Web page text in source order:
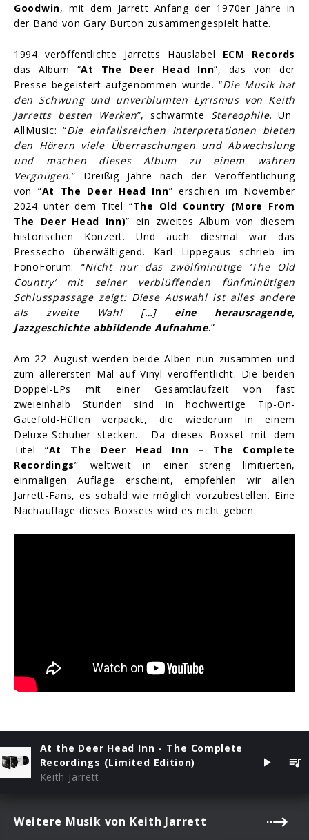
Goodwin, mit dem Jarrett Anfang der 1970er Jahre in
der Band von Gary Burton zusammengespielt hatte.
1994 veröffentlichte Jarretts Hauslabel ECM Records
das Album “At The Deer Head Inn”, das von der
Presse begeistert aufgenommen wurde. “Die Musik hat
den Schwung und unverblümten Lyrismus von Keith
Jarretts besten Werken”, schwärmte Stereophile. Un
AllMusic: “Die einfallsreichen Interpretationen bieten
den Hörern viele Überraschungen und Abwechslung
und machen dieses Album zu einem wahren
Vergnügen.” Dreißig Jahre nach der Veröffentlichung
von “At The Deer Head Inn” erschien im November
2024 unter dem Titel “The Old Country (More From
The Deer Head Inn)” ein zweites Album von diesem
historischen Konzert. Und auch diesmal war das
Pressecho überwältigend. Karl Lippegaus schrieb im
FonoForum: “Nicht nur das zwölfminütige ‘The Old
Country’ mit seiner verblüffenden fünfminütigen
Schlusspassage zeigt: Diese Auswahl ist alles andere
als zweite Wahl […] eine herausragende,
Jazzgeschichte abbildende Aufnahme.”
Am 22. August werden beide Alben nun zusammen und
zum allerersten Mal auf Vinyl veröffentlicht. Die beiden
Doppel-LPs mit einer Gesamtlaufzeit von fast
zweieinhalb Stunden sind in hochwertige Tip-On-
Gatefold-Hüllen verpackt, die wiederum in einem
Deluxe-Schuber stecken. Da dieses Boxset mit dem
Titel “At The Deer Head Inn – The Complete
Recordings” weltweit in einer streng limitierten,
einmaligen Auflage erscheint, empfehlen wir allen
Jarrett-Fans, es sobald wie möglich vorzubestellen. Eine
Nachauflage dieses Boxsets wird es nicht geben.
At the Deer Head Inn - The Complete
Recordings (Limited Edition)
Keith Jarrett
Weitere Musik von Keith Jarrett